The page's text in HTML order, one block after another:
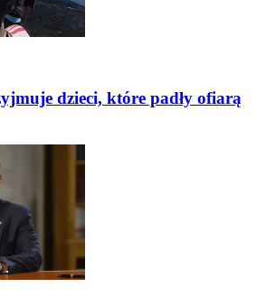
dzieci, które padły ofiarą